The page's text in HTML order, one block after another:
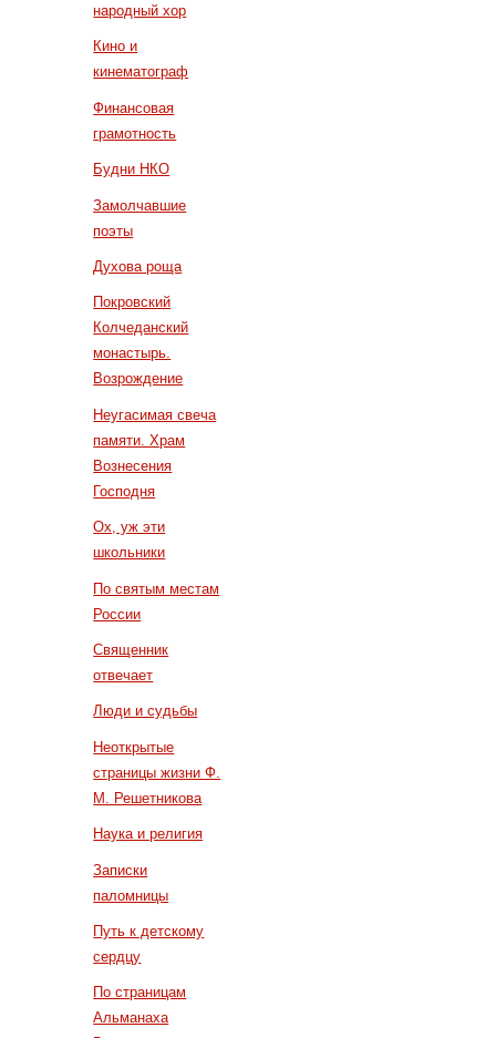
народный хор
Кино и
кинематограф
Финансовая
грамотность
Будни НКО
Замолчавшие
поэты
Духова роща
Покровский
Колчеданский
монастырь.
Возрождение
Неугасимая свеча
памяти. Храм
Вознесения
Господня
Ох, уж эти
школьники
По святым местам
России
Священник
отвечает
Люди и судьбы
Неоткрытые
страницы жизни Ф.
М. Решетникова
Наука и религия
Записки
паломницы
Путь к детскому
сердцу
По страницам
Альманаха